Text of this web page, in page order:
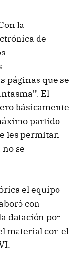
la
de
páginas que se
El
básicamente
partido
les permitan
se
el equipo
con
datación por
material con el